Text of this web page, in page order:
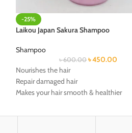
-25%
Laikou Japan Sakura Shampoo
Shampoo
৳600.00 ৳450.00
Nourishes the hair
Repair damaged hair
Makes your hair smooth & healthier
Controls oil